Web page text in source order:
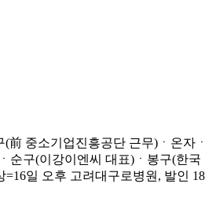
前 중소기업진흥공단 근무)ㆍ온자ㆍ
순구(이강이엔씨 대표)ㆍ봉구(한국
=16일 오후 고려대구로병원, 발인 18